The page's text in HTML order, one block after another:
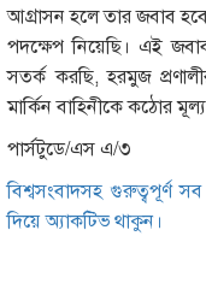
আগ্রাসন হলে তার জবাব
পদক্ষেপ নিয়েছি। এই
সতর্ক করছি, হরমুজ
মার্কিন বাহিনীকে কঠোর
পার্সটুডে/এস এ/৩
বিশ্বসংবাদসহ গুরুত্বপূর্ণ
দিয়ে অ্যাকটিভ থাকুন।